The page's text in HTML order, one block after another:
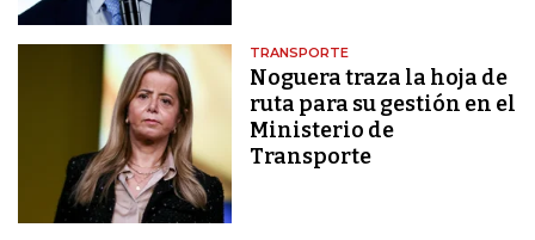
TRANSPORTE
Noguera traza la hoja de
ruta para su gestión en el
Ministerio de
Transporte